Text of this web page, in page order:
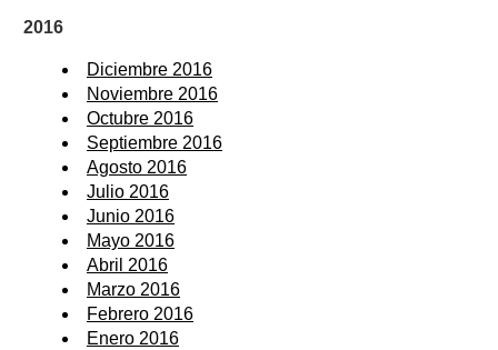
2016
Diciembre 2016
Noviembre 2016
Octubre 2016
Septiembre 2016
Agosto 2016
Julio 2016
Junio 2016
Mayo 2016
Abril 2016
Marzo 2016
Febrero 2016
Enero 2016